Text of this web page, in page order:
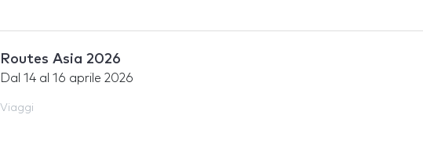
Routes Asia 2026
Dal 14al 16 aprile 2026
Viaggi